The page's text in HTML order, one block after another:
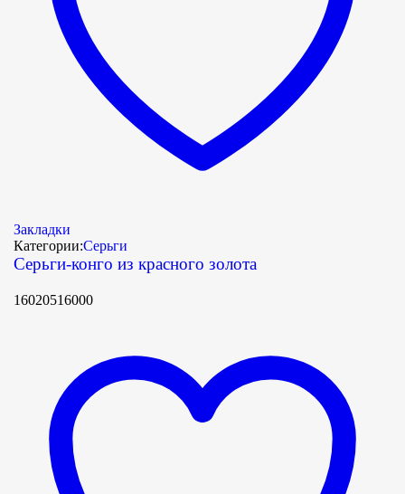
Закладки
Категории:Серьги
Серьги-конго из красного золота
16020516000